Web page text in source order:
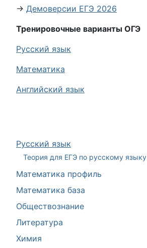
Русский язык
Теория для ЕГЭ по русскому языку
Математика профиль
Математика база
Обществознание
Литература
Химия
→ Демоверсии ЕГЭ 2026
Тренировочные варианты ОГЭ
Русский язык
Математика
Английский язык